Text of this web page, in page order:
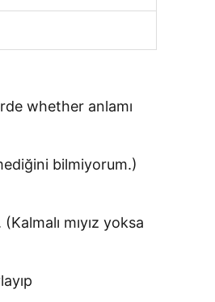
whether anlamı
bilmiyorum.)
mıyız yoksa